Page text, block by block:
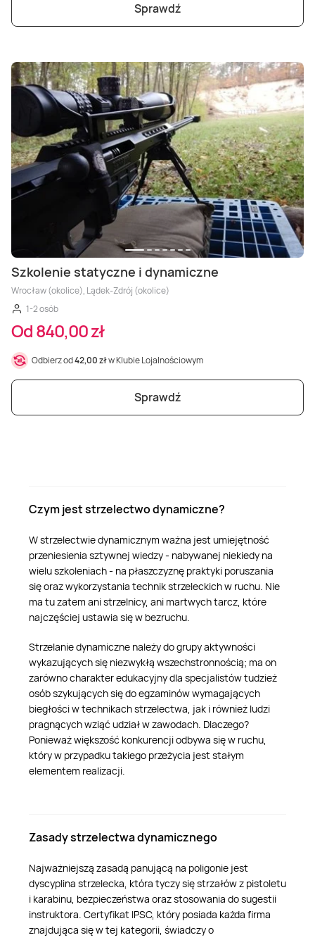
Sprawdź
Szkolenie statyczne i dynamiczne
Wrocław (okolice), Lądek-Zdrój (okolice)
1-2 osób
Od 840,00 zł
Odbierz od42,00 złw Klubie Lojalnościowym
Sprawdź
Czym jest strzelectwo dynamiczne?
W strzelectwie dynamicznym ważna jest umiejętność
przeniesienia sztywnej wiedzy - nabywanej niekiedy na
wielu szkoleniach - na płaszczyznę praktyki poruszania
się oraz wykorzystania technik strzeleckich w ruchu. Nie
ma tu zatem ani strzelnicy, ani martwych tarcz, które
najczęściej ustawia się w bezruchu.
Strzelanie dynamiczne należy do grupy aktywności
wykazujących się niezwykłą wszechstronnością; ma on
zarówno charakter edukacyjny dla specjalistów tudzież
osób szykujących się do egzaminów wymagających
biegłości w technikach strzelectwa, jak i również ludzi
pragnących wziąć udział w zawodach. Dlaczego?
Ponieważ większość konkurencji odbywa się w ruchu,
który w przypadku takiego przeżycia jest stałym
elementem realizacji.
Zasady strzelectwa dynamicznego
Najważniejszą zasadą panującą na poligonie jest
dyscyplina strzelecka, która tyczy się strzałów z pistoletu
i karabinu, bezpieczeństwa oraz stosowania do sugestii
instruktora. Certyfikat IPSC, który posiada każda firma
znajdująca się w tej kategorii, świadczy o